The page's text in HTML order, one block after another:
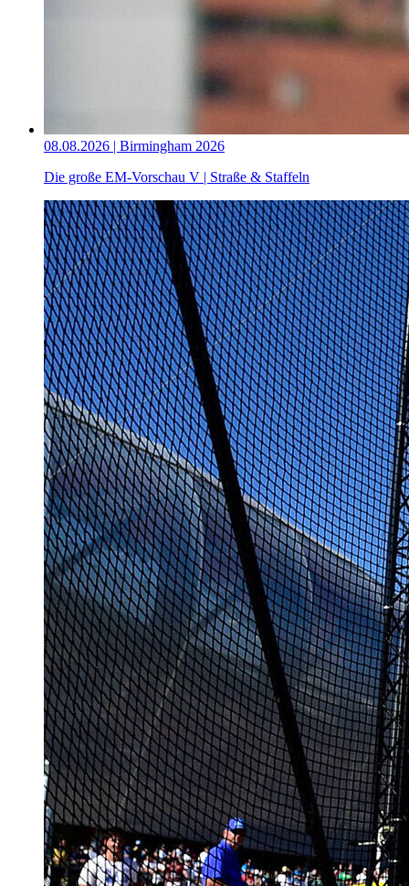
08.08.2026 | Birmingham 2026
Die große EM-Vorschau V | Straße & Staffeln